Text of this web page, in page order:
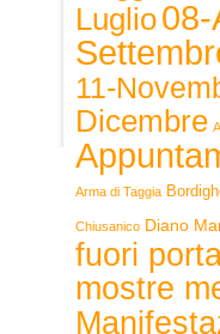
Luglio08-
11-
Dicembre
Arma di Taggia
Chiusanico Diano
fuori
mostre